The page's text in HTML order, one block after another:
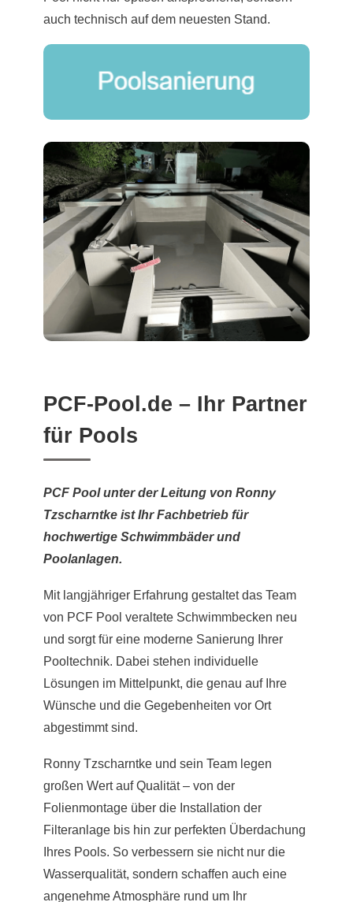
auch technisch auf dem neuesten Stand.
PCF-Pool.de – Ihr Partner
für Pools
PCF Pool unter der Leitung von Ronny
Tzscharntke ist Ihr Fachbetrieb für
hochwertige Schwimmbäder und
Poolanlagen.
Mit langjähriger Erfahrung gestaltet das Team
von PCF Pool veraltete Schwimmbecken neu
und sorgt für eine moderne Sanierung Ihrer
Pooltechnik. Dabei stehen individuelle
Lösungen im Mittelpunkt, die genau auf Ihre
Wünsche und die Gegebenheiten vor Ort
abgestimmt sind.
Ronny Tzscharntke und sein Team legen
großen Wert auf Qualität – von der
Folienmontage über die Installation der
Filteranlage bis hin zur perfekten Überdachung
Ihres Pools. So verbessern sie nicht nur die
Wasserqualität, sondern schaffen auch eine
angenehme Atmosphäre rund um Ihr